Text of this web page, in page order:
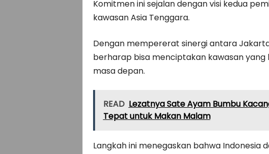
Komitmen ini sejalan dengan visi kedua
kawasan Asia Tenggara.
Dengan mempererat sinergi antara
berharap bisa menciptakan kawasan yang
masa depan.
READ Lezatnya Sate Ayam Bumbu
Tepat untuk Makan Malam
Langkah ini menegaskan bahwa Indonesia